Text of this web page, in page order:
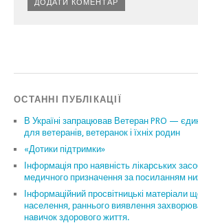
ОСТАННІ ПУБЛІКАЦІЇ
В Україні запрацював Ветеран PRO —
для ветеранів, ветеранок і їхніх родин
«Дотики підтримки»
Інформація про наявність лікарських
медичного призначення за посиланням
Інформаційний просвітницькі матеріали
населення, раннього виявлення
навичок здорового життя.